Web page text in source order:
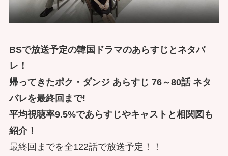
BSで放送予定の韓国ドラマのあらすじとネタバ
レ！
帰ってきたポク・ダンジ あらすじ 76～80話 ネタ
バレを最終回まで!
平均視聴率9.5%であらすじやキャストと相関図も
紹介！
最終回までを全122話で放送予定！！